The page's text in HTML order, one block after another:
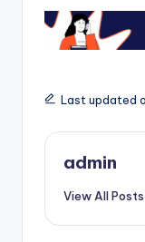
Last updated
admin
View All Posts